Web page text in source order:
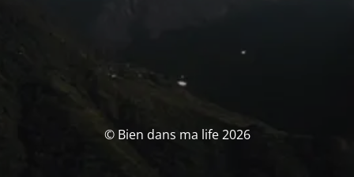
© Bien dans ma life 2026